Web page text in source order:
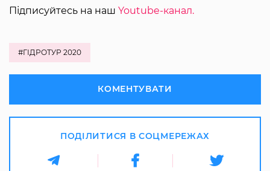
Підписуйтесь на наш Youtube-канал.
#ГІДРОТУР 2020
КОМЕНТУВАТИ
ПОДІЛИТИСЯ В СОЦМЕРЕЖАХ